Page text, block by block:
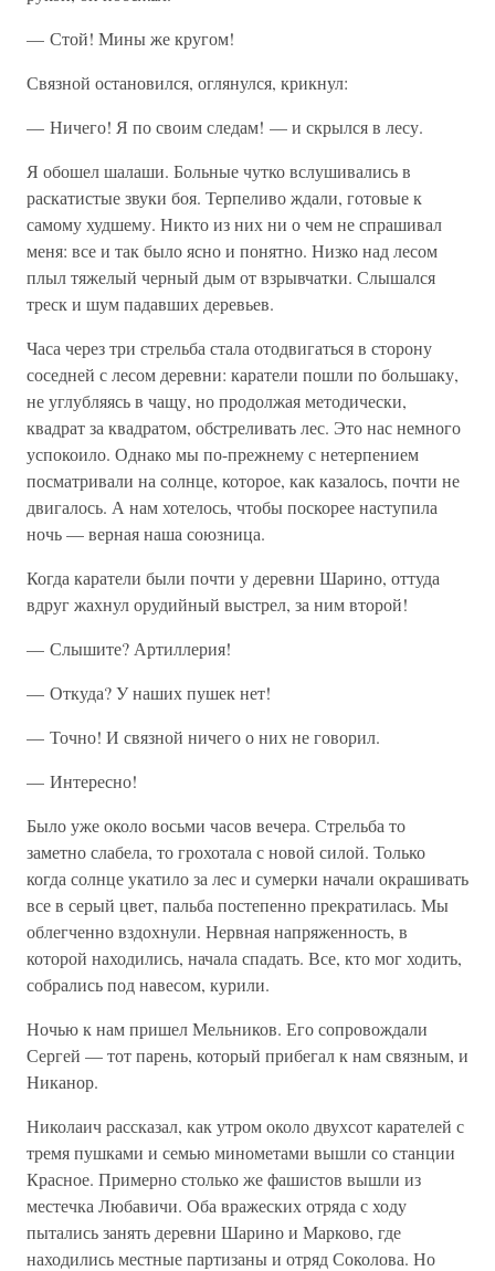
— Стой! Мины же кругом!
Связной остановился, оглянулся, крикнул:
— Ничего! Я по своим следам! — и скрылся в лесу.
Я обошел шалаши. Больные чутко вслушивались в
раскатистые звуки боя. Терпеливо ждали, готовые к
самому худшему. Никто из них ни о чем не спрашивал
меня: все и так было ясно и понятно. Низко над лесом
плыл тяжелый черный дым от взрывчатки. Слышался
треск и шум падавших деревьев.
Часа через три стрельба стала отодвигаться в сторону
соседней с лесом деревни: каратели пошли по большаку,
не углубляясь в чащу, но продолжая методически,
квадрат за квадратом, обстреливать лес. Это нас немного
успокоило. Однако мы по-прежнему с нетерпением
посматривали на солнце, которое, как казалось, почти не
двигалось. А нам хотелось, чтобы поскорее наступила
ночь — верная наша союзница.
Когда каратели были почти у деревни Шарино, оттуда
вдруг жахнул орудийный выстрел, за ним второй!
— Слышите? Артиллерия!
— Откуда? У наших пушек нет!
— Точно! И связной ничего о них не говорил.
— Интересно!
Было уже около восьми часов вечера. Стрельба то
заметно слабела, то грохотала с новой силой. Только
когда солнце укатило за лес и сумерки начали окрашивать
все в серый цвет, пальба постепенно прекратилась. Мы
облегченно вздохнули. Нервная напряженность, в
которой находились, начала спадать. Все, кто мог ходить,
собрались под навесом, курили.
Ночью к нам пришел Мельников. Его сопровождали
Сергей — тот парень, который прибегал к нам связным, и
Никанор.
Николаич рассказал, как утром около двухсот карателей с
тремя пушками и семью минометами вышли со станции
Красное. Примерно столько же фашистов вышли из
местечка Любавичи. Оба вражеских отряда с ходу
пытались занять деревни Шарино и Марково, где
находились местные партизаны и отряд Соколова. Но